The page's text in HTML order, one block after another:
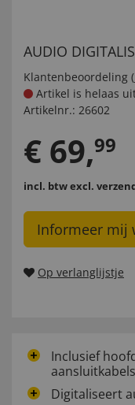
AUDIO
Klantenbeoordeling (
Artikel is helaas
Artikelnr.: 26602
€ 69,99
incl. btwexcl.
Informeer mij
Op verlanglijstje
Inclusief
aansluitkabels
Digitaliseert